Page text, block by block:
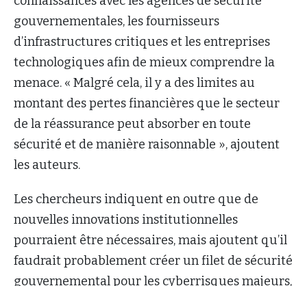
gouvernementales, les fournisseurs
d’infrastructures critiques et les entreprises
technologiques afin de mieux comprendre la
menace. « Malgré cela, il y a des limites au
montant des pertes financières que le secteur
de la réassurance peut absorber en toute
sécurité et de manière raisonnable », ajoutent
les auteurs.
Les chercheurs indiquent en outre que de
nouvelles innovations institutionnelles
pourraient être nécessaires, mais ajoutent qu’il
faudrait probablement créer un filet de sécurité
gouvernemental pour les cyberrisques majeurs,